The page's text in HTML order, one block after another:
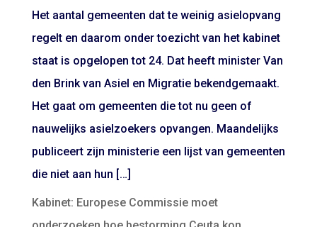
Het aantal gemeenten dat te weinig asielopvang
regelt en daarom onder toezicht van het kabinet
staat is opgelopen tot 24. Dat heeft minister Van
den Brink van Asiel en Migratie bekendgemaakt.
Het gaat om gemeenten die tot nu geen of
nauwelijks asielzoekers opvangen. Maandelijks
publiceert zijn ministerie een lijst van gemeenten
die niet aan hun […]
Kabinet: Europese Commissie moet